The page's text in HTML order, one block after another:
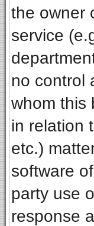
the owner
service
no control
whom this
in relation
etc.)
software
party use
response